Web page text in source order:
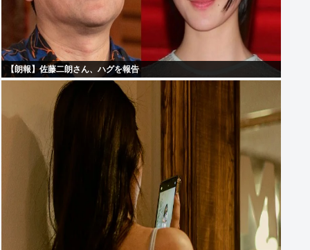
【朗報】佐藤二朗さん、ハグを報告